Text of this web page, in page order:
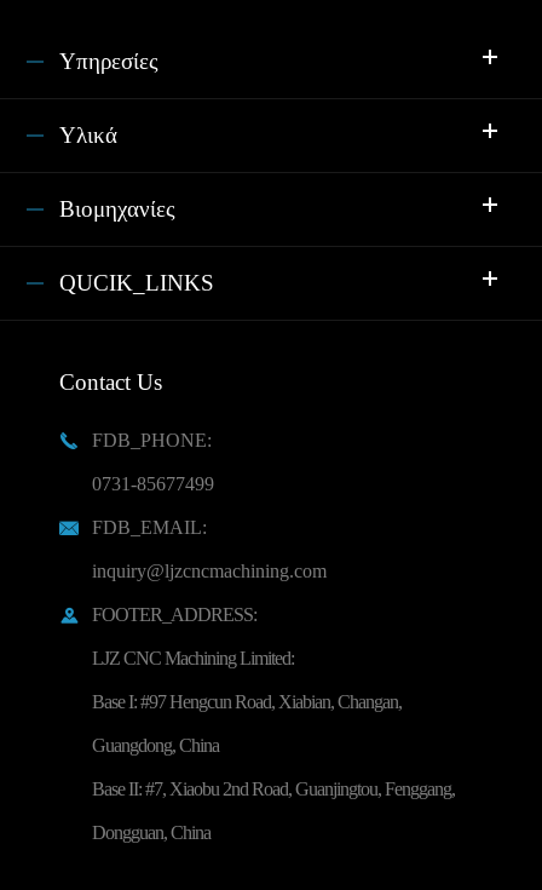
Υπηρεσίες
Υλικά
Βιομηχανίες
QUCIK_LINKS
Contact Us

FDB_PHONE:
0731-85677499

FDB_EMAIL:
inquiry@ljzcncmachining.com

FOOTER_ADDRESS:
LJZ CNC Machining Limited:
Base I: #97 Hengcun Road, Xiabian, Changan,
Guangdong, China
Base II: #7, Xiaobu 2nd Road, Guanjingtou, Fenggang,
Dongguan, China